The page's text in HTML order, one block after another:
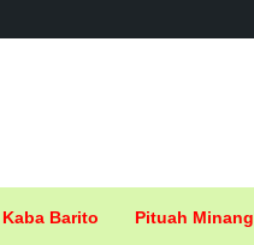
Kaba Barito Pituah Minang